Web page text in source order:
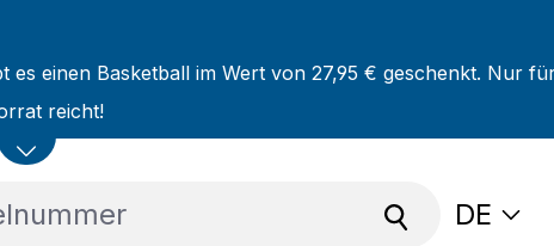
einen Basketball im Wert von 27,95 € geschenkt. Nur
reicht!
DE